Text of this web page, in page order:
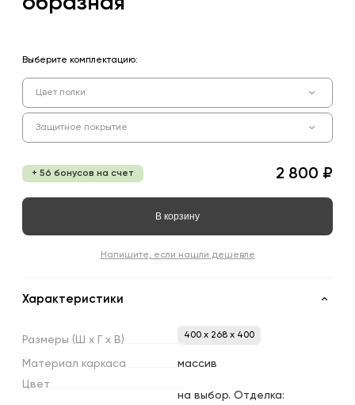
Выберите комплектацию:
Цвет полки
Защитное покрытие
+ 56 бонусов на счет 2 800 ₽
В корзину
Напишите, если нашли дешевле
Характеристики
Размеры (Ш х х В) 400 x 268 x 400
Материал каркаса
массив
Цвет
на выбор. Отделка: